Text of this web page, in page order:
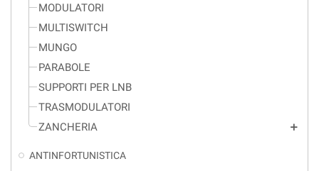
MODULATORI
MULTISWITCH
MUNGO
PARABOLE
SUPPORTI PER LNB
TRASMODULATORI
ZANCHERIA
add
ANTINFORTUNISTICA